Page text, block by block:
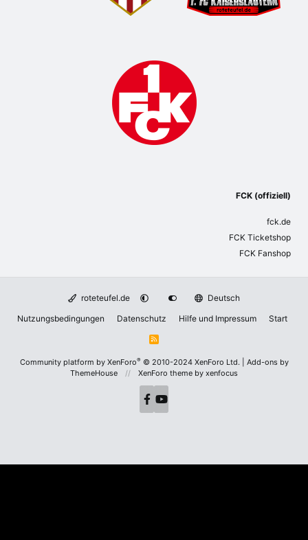
FCK (offiziell)
fck.de
FCK Ticketshop
FCK Fanshop
roteteufel.de
Deutsch
Nutzungsbedingungen
Datenschutz Hilfe und Impressum Start
R
Community platform by XenForo® © 2010-2024 XenForo Ltd.
Add-ons by
ThemeHouse
XenForo theme by xenfocus